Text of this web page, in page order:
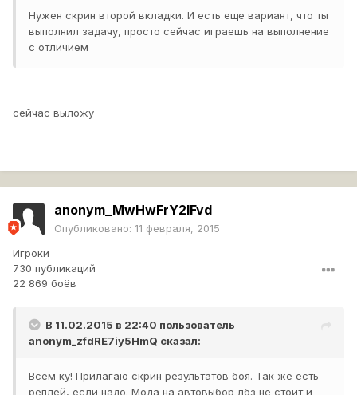
Нужен скрин второй вкладки. И есть еще вариант, что ты
выполнил задачу, просто сейчас играешь на выполнение
с отличием
сейчас выложу
anonym_MwHwFrY2lFvd
Опубликовано: 11 февраля, 2015
Игроки
730 публикаций
22 869 боёв
В 11.02.2015 в 22:40 пользователь
anonym_zfdRE7iy5HmQ сказал:
Всем ку! Прилагаю скрин результатов боя. Так же есть
реплей, если надо. Мода на автовыбор лбз не стоит и